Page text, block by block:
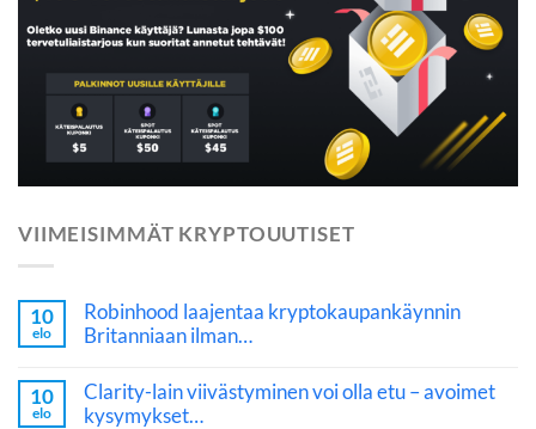
VIIMEISIMMÄT KRYPTOUUTISET
10
elo
Robinhood laajentaa kryptokaupankäynnin
Britanniaan ilman…
10
elo
Clarity-lain viivästyminen voi olla etu – avoimet
kysymykset…